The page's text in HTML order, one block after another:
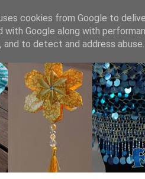
cookies from Google to
with Google along with
to detect and address abuse.